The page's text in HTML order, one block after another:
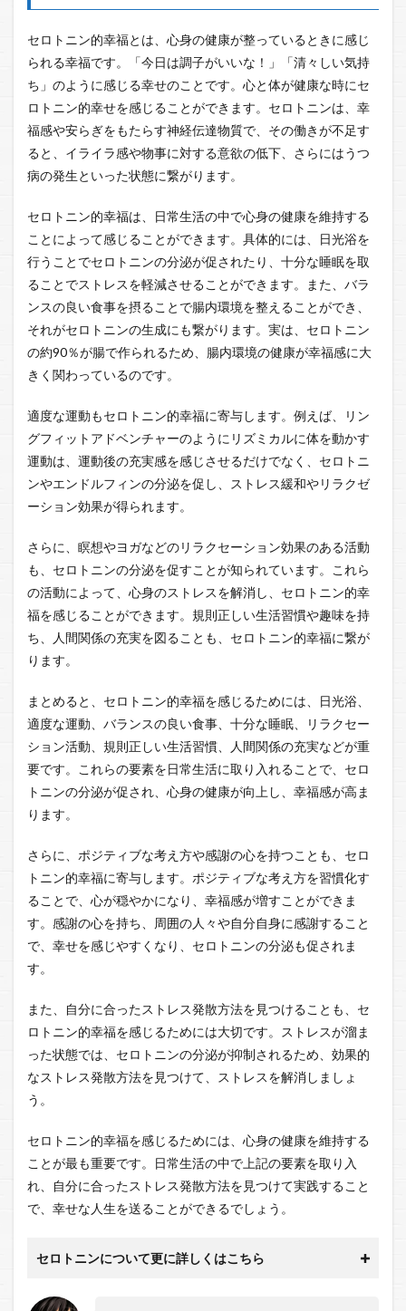
セロトニン的幸福とは、心身の健康が整っているときに感じ
られる幸福です。「今日は調子がいいな！」「清々しい気持
ち」のように感じる幸せのことです。心と体が健康な時にセ
ロトニン的幸せを感じることができます。セロトニンは、幸
福感や安らぎをもたらす神経伝達物質で、その働きが不足す
ると、イライラ感や物事に対する意欲の低下、さらにはうつ
病の発生といった状態に繋がります。
セロトニン的幸福は、日常生活の中で心身の健康を維持する
ことによって感じることができます。具体的には、日光浴を
行うことでセロトニンの分泌が促されたり、十分な睡眠を取
ることでストレスを軽減させることができます。また、バラ
ンスの良い食事を摂ることで腸内環境を整えることができ、
それがセロトニンの生成にも繋がります。実は、セロトニン
の約90％が腸で作られるため、腸内環境の健康が幸福感に大
きく関わっているのです。
適度な運動もセロトニン的幸福に寄与します。例えば、リン
グフィットアドベンチャーのようにリズミカルに体を動かす
運動は、運動後の充実感を感じさせるだけでなく、セロトニ
ンやエンドルフィンの分泌を促し、ストレス緩和やリラクゼ
ーション効果が得られます。
さらに、瞑想やヨガなどのリラクセーション効果のある活動
も、セロトニンの分泌を促すことが知られています。これら
の活動によって、心身のストレスを解消し、セロトニン的幸
福を感じることができます。規則正しい生活習慣や趣味を持
ち、人間関係の充実を図ることも、セロトニン的幸福に繋が
ります。
まとめると、セロトニン的幸福を感じるためには、日光浴、
適度な運動、バランスの良い食事、十分な睡眠、リラクセー
ション活動、規則正しい生活習慣、人間関係の充実などが重
要です。これらの要素を日常生活に取り入れることで、セロ
トニンの分泌が促され、心身の健康が向上し、幸福感が高ま
ります。
さらに、ポジティブな考え方や感謝の心を持つことも、セロ
トニン的幸福に寄与します。ポジティブな考え方を習慣化す
ることで、心が穏やかになり、幸福感が増すことができま
す。感謝の心を持ち、周囲の人々や自分自身に感謝すること
で、幸せを感じやすくなり、セロトニンの分泌も促されま
す。
また、自分に合ったストレス発散方法を見つけることも、セ
ロトニン的幸福を感じるためには大切です。ストレスが溜ま
った状態では、セロトニンの分泌が抑制されるため、効果的
なストレス発散方法を見つけて、ストレスを解消しましょ
う。
セロトニン的幸福を感じるためには、心身の健康を維持する
ことが最も重要です。日常生活の中で上記の要素を取り入
れ、自分に合ったストレス発散方法を見つけて実践すること
で、幸せな人生を送ることができるでしょう。
セロトニンについて更に詳しくはこちら